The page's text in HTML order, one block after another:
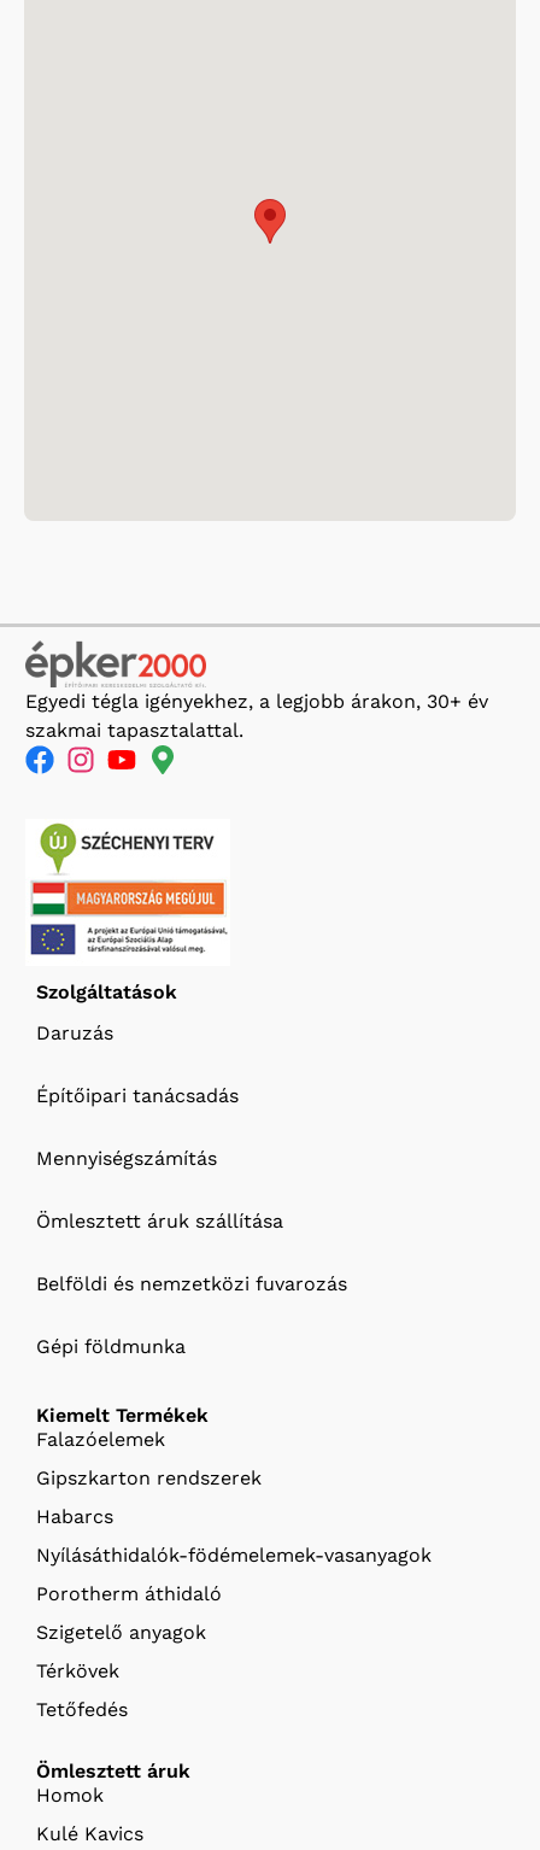
Egyedi tégla igényekhez, a legjobb árakon, 30+ év
szakmai tapasztalattal.
Szolgáltatások
Daruzás
Építőipari tanácsadás
Mennyiségszámítás
Ömlesztett áruk szállítása
Belföldi és nemzetközi fuvarozás
Gépi földmunka
Kiemelt Termékek
Falazóelemek
Gipszkarton rendszerek
Habarcs
Nyílásáthidalók-födémelemek-vasanyagok
Porotherm áthidaló
Szigetelő anyagok
Térkövek
Tetőfedés
Ömlesztett áruk
Homok
Kulé Kavics